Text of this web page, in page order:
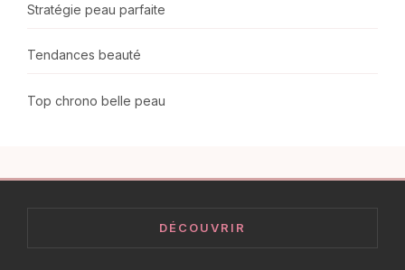
Stratégie peau parfaite
Tendances beauté
Top chrono belle peau
DÉCOUVRIR